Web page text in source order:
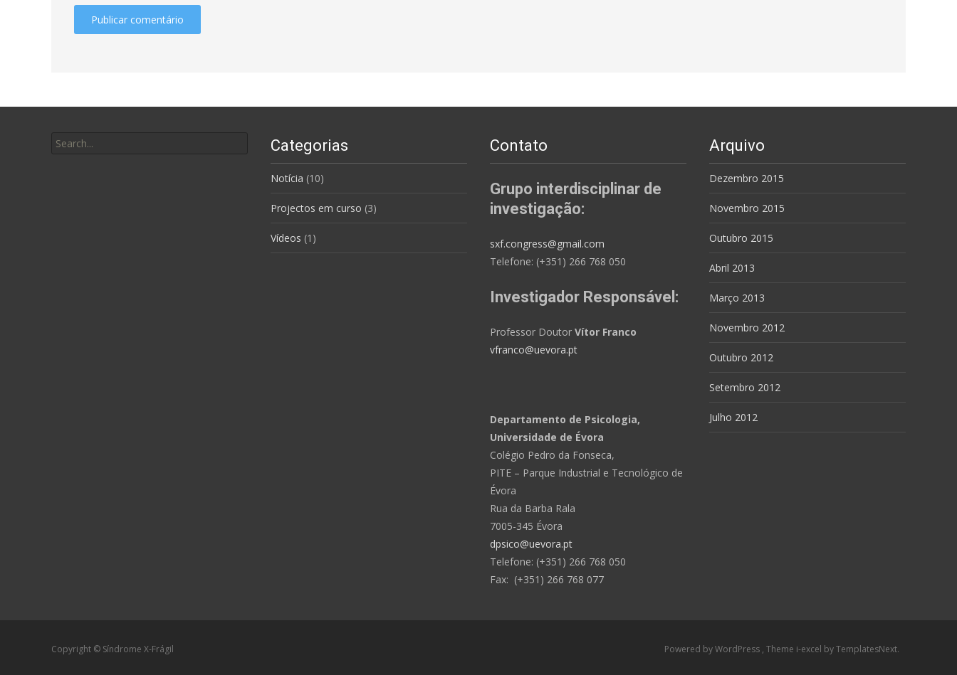
Categorias
Notícia (10)
Projectos em curso (3)
Vídeos (1)
Contato
Grupo interdisciplinar de
investigação:
sxf.congress@gmail.com
Telefone: (+351) 266 768 050
Investigador Responsável:
Professor Doutor Vítor Franco
vfranco@uevora.pt
Departamento de Psicologia,
Universidade de Évora
Colégio Pedro da Fonseca,
PITE – Parque Industrial e Tecnológico de
Évora
Rua da Barba Rala
7005-345 Évora
dpsico@uevora.pt
Telefone: (+351) 266 768 050
Fax: (+351) 266 768 077
Arquivo
Dezembro 2015
Novembro 2015
Outubro 2015
Abril 2013
Março 2013
Novembro 2012
Outubro 2012
Setembro 2012
Julho 2012
Copyright © Síndrome X-Frágil Powered by WordPress , Theme i-excel by TemplatesNext.